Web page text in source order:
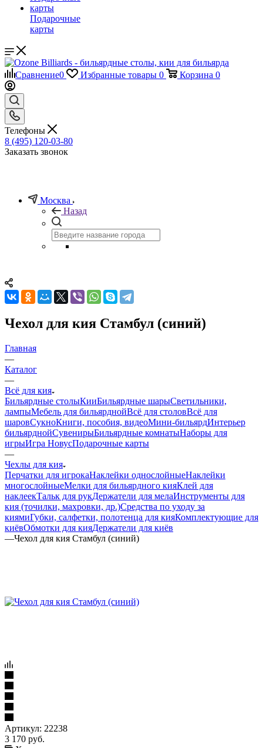
Подарочные
карты
Сравнение0 Избранные товары 0 Корзина 0
Телефоны
8 (495) 120-03-80
Заказать звонок
Москва
Назад
Чехол для кия Стамбул (синий)
Главная
—
Каталог
—
Всё для кия
Бильярдные столыКииБильярдные шарыСветильники,
лампыМебель для бильярднойВсё для столовВсё для
шаровСукноКниги, пособия, видеоМини-бильярдИнтерьер
бильярднойСувенирыБильярдные комнатыНаборы для
игрыИгра НовусПодарочные карты
—
Чехлы для кия
Перчатки для игрокаНаклейки однослойныеНаклейки
многослойныеМелки для бильярдного кияКлей для
наклеекТальк для рукДержатели для мелаИнструменты для
кия (точилки, махровки, др.)Средства по уходу за
киямиГубки, салфетки, полотенца для кияКомплектующие для
киёвОбмотки для кияДержатели для киёв
—Чехол для кия Стамбул (синий)
Артикул: 22238
3 170 руб.